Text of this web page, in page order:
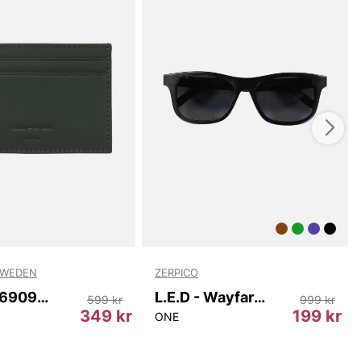
Wharf T69097 403
349 kr
599 kr
ZERPICO
L.E.D - Wayfarer
ONE 199 kr
999 kr